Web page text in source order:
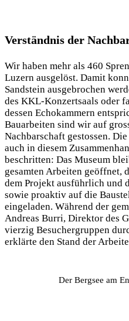
Verständnis der
Wir haben mehr als 460
Luzern ausgelöst. Damit
Sandstein ausgebrochen
des KKL-Konzertsaals oder
dessen Echokammern
Bauarbeiten sind wir auf
Nachbarschaft gestossen.
auch in diesem
beschritten: Das Museum
gesamten Arbeiten geöffnet,
dem Projekt ausführlich und
sowie proaktiv auf die
eingeladen. Während der
Andreas Burri, Direktor des
vierzig Besuchergruppen
erklärte den Stand der
Der Bergsee am